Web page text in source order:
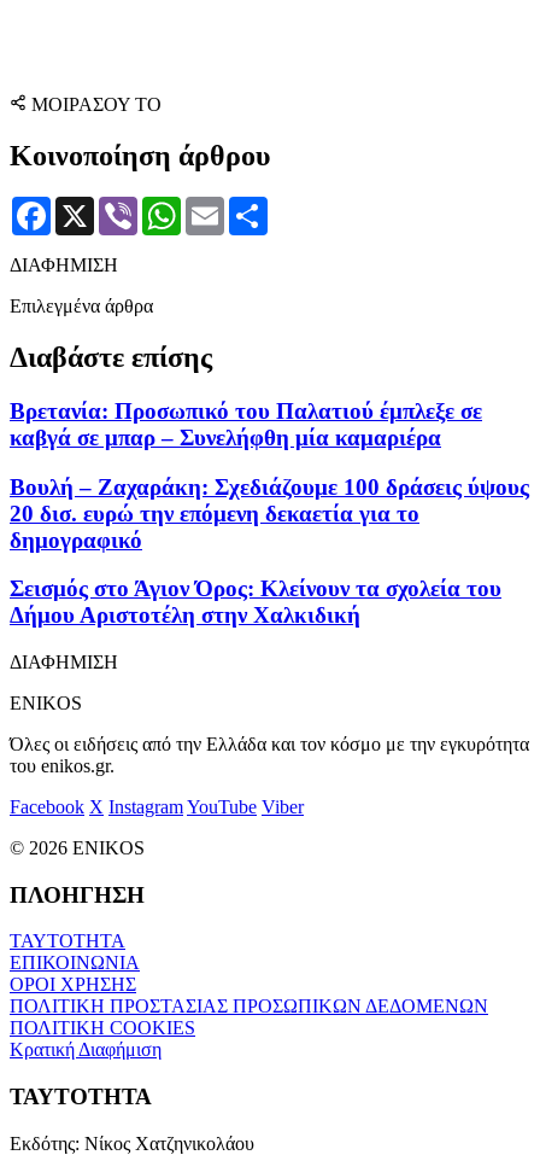
ΜΟΙΡΑΣΟΥ ΤΟ
Κοινοποίηση άρθρου
Facebook
X Viber WhatsApp
Email
ΔΙΑΦΗΜΙΣΗ
Επιλεγμένα άρθρα
Διαβάστε επίσης
Βρετανία: Προσωπικό του Παλατιού έμπλεξε σε
καβγά σε μπαρ – Συνελήφθη μία καμαριέρα
Βουλή – Ζαχαράκη: Σχεδιάζουμε 100 δράσεις ύψους
20 δισ. ευρώ την επόμενη δεκαετία για το
δημογραφικό
Σεισμός στο Άγιον Όρος: Κλείνουν τα σχολεία του
Δήμου Αριστοτέλη στην Χαλκιδική
ΔΙΑΦΗΜΙΣΗ
ENIKOS
Όλες οι ειδήσεις από την Ελλάδα και τον κόσμο με την εγκυρότητα
του enikos.gr.
Facebook X InstagramYouTube Viber
© 2026 ENIKOS
ΠΛΟΗΓΗΣΗ
ΤΑΥΤΟΤΗΤΑ
ΕΠΙΚΟΙΝΩΝΙΑ
ΟΡΟΙ ΧΡΗΣΗΣ
ΠΟΛΙΤΙΚΗ ΠΡΟΣΤΑΣΙΑΣ ΠΡΟΣΩΠΙΚΩΝ ΔΕΔΟΜΕΝΩΝ
ΠΟΛΙΤΙΚΗ COOKIES
Κρατική Διαφήμιση
ΤΑΥΤΟΤΗΤΑ
Εκδότης: Νίκος Χατζηνικολάου